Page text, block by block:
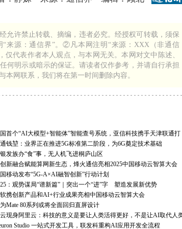
允许禁止转载、摘编，违者必究。经授权可转载，须保
来源：通信界”。②凡本网注明“来源：XXX（非通信
代表作者本人观点，与本网无关。本网对文中陈述、
何明示或暗示的保证。请读者仅作参考，并请自行承担
网联系，我们将在第一时间删除内容。
首个“AI大模型+智能体”智能查号系统，亚信科技携手天津联通打
钱堃：业界正在推进5G标准第二阶段，为6G奠定技术基础
发族办“食”事，无人机飞进桐庐山区
新融合赋能算网新生态，烽火通信亮相2025中国移动云智算大会
移动发布“5G-A×AI融智创新”行动计划
：观势谋局“谱新篇”｜突出一个“进”字 塑造发展新优势
携创新产品和AI+行业成果亮相中国移动云智算大会
Mate 80系列或将全面回归直屏设计
现身阿里云：科技的意义是要让人类活得更好，不是让AI取代人
Studio 一站式开发工具，联发科重构AI应用开发全流程